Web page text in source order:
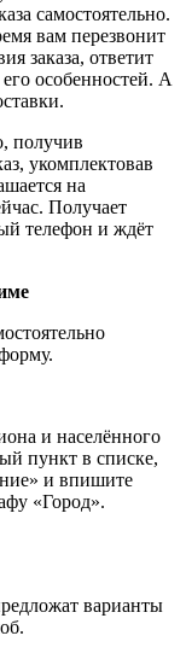
самостоятельно.
вам перезвонит
заказа, ответит
особенностей. А
получив
укомплектовав
на
Получает
телефон и ждёт
и населённого
пункт в списке,
и впишите
«Город».
варианты